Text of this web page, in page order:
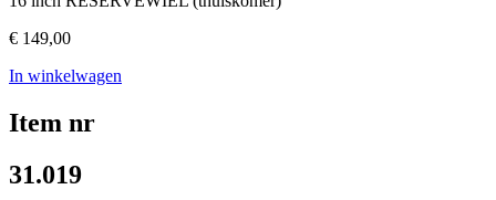
€ 149,00
In winkelwagen
Item nr
31.019